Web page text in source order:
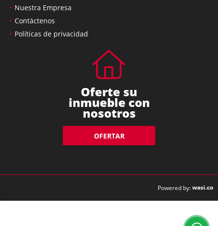
Nuestra Empresa
Contáctenos
Políticas de privacidad
Oferte su
inmueble con
nosotros
OFERTAR
Powered by:wasi.co